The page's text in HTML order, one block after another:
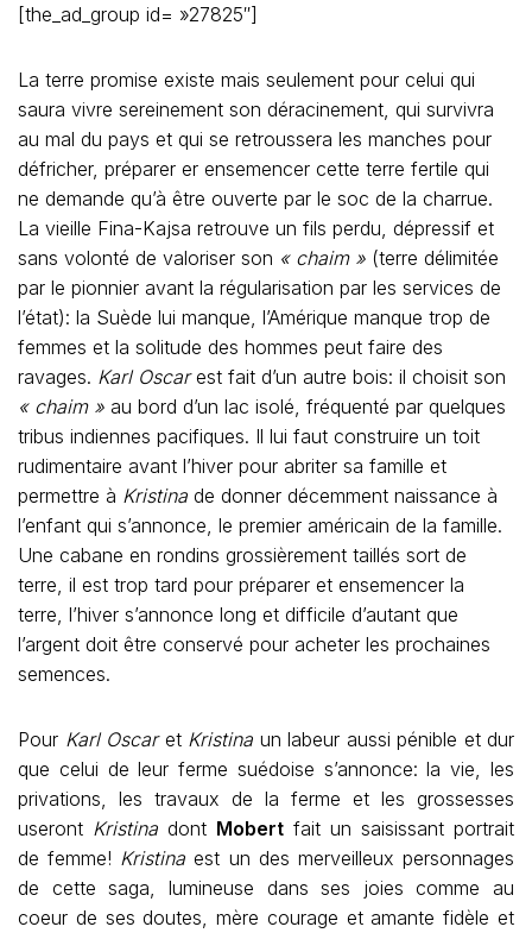
[the_ad_group id= »27825″]
La terre promise existe mais seulement pour celui qui
saura vivre sereinement son déracinement, qui survivra
au mal du pays et qui se retroussera les manches pour
défricher, préparer er ensemencer cette terre fertile qui
ne demande qu’à être ouverte par le soc de la charrue.
La vieille Fina-Kajsa retrouve un fils perdu, dépressif et
sans volonté de valoriser son « chaim » (terre délimitée
par le pionnier avant la régularisation par les services de
l’état): la Suède lui manque, l’Amérique manque trop de
femmes et la solitude des hommes peut faire des
ravages. Karl Oscarest fait d’un autre bois: il choisit son
« chaim » au bord d’un lac isolé, fréquenté par quelques
tribus indiennes pacifiques. Il lui faut construire un toit
rudimentaire avant l’hiver pour abriter sa famille et
permettre à Kristina de donner décemment naissance à
l’enfant qui s’annonce, le premier américain de la famille.
Une cabane en rondins grossièrement taillés sort de
terre, il est trop tard pour préparer et ensemencer la
terre, l’hiver s’annonce long et difficile d’autant que
l’argent doit être conservé pour acheter les prochaines
semences.
Pour Karl Oscaret Kristina un labeur aussi pénible et dur
que celui de leur ferme suédoise s’annonce: la vie, les
privations, les travaux de la ferme et les grossesses
useront Kristina dont Mobert fait un saisissant portrait
de femme! Kristina est un des merveilleux personnages
de cette saga, lumineuse dans ses joies comme au
coeur de ses doutes, mère courage et amante fidèle et